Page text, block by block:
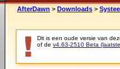
AfterDawn > Downloads >
Dit is een oude versie van
of de v4.63-2510 Beta